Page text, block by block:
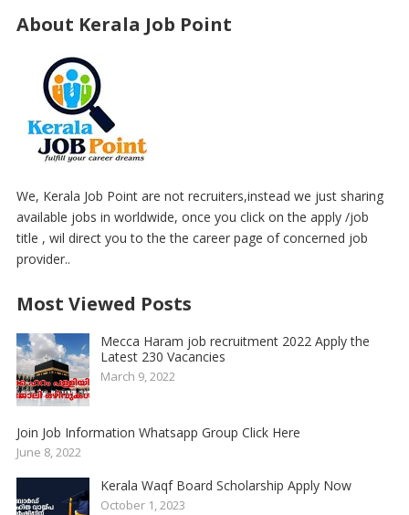
About Kerala Job Point
We, Kerala Job Point are not recruiters,instead we just sharing
available jobs in worldwide, once you click on the apply /job
title , wil direct you to the the career page of concerned job
provider..
Most Viewed Posts
Mecca Haram job recruitment 2022 Apply the
Latest 230 Vacancies
March 9, 2022
Join Job Information Whatsapp Group Click Here
June 8, 2022
Kerala Waqf Board Scholarship Apply Now
October 1, 2023